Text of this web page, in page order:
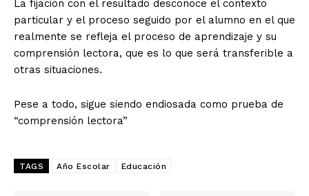
La fijación con el resultado desconoce el contexto
particular y el proceso seguido por el alumno en el que
realmente se refleja el proceso de aprendizaje y su
comprensión lectora, que es lo que será transferible a
otras situaciones.
Pese a todo, sigue siendo endiosada como prueba de
“comprensión lectora”
TAGS Año Escolar Educación